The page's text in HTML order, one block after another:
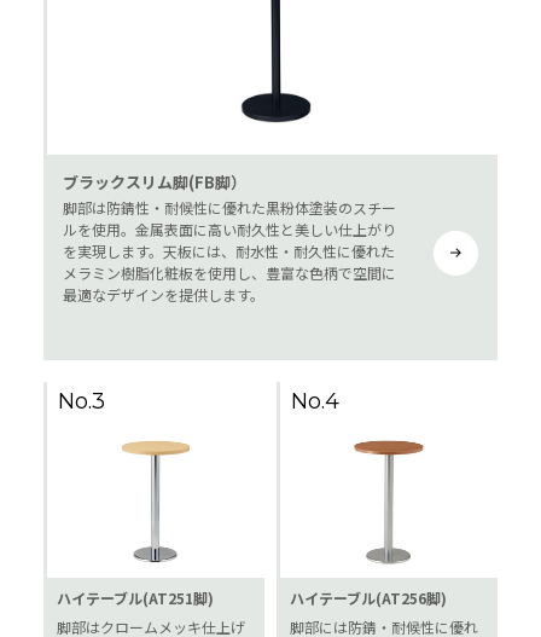
ブラックスリム脚(FB脚）
脚部は防錆性・耐候性に優れた黒粉体塗装のスチー
ルを使用。金属表面に高い耐久性と美しい仕上がり
を実現します。天板には、耐水性・耐久性に優れた
メラミン樹脂化粧板を使用し、豊富な色柄で空間に
最適なデザインを提供します。
No.3
ハイテーブル(AT251脚)
脚部はクロームメッキ仕上げ
No.4
ハイテーブル(AT256脚)
脚部には防錆・耐候性に優れ